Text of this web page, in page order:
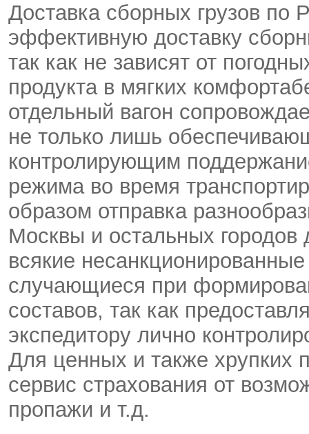
Доставка сборных грузов по
эффективную доставку
так как не зависят от
продукта в мягких
отдельный вагон
не только лишь
контролирующим
режима во время
образом отправка
Москвы и остальных городов
всякие
случающиеся при
составов, так как
экспедитору лично
Для ценных и также хрупких
сервис страхования от
пропажи и т.д.